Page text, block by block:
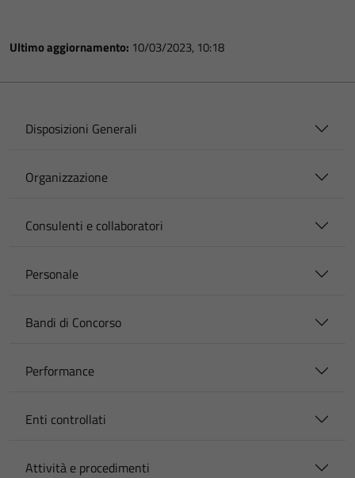
Ultimo aggiornamento: 10/03/2023, 10:18
Disposizioni Generali
Organizzazione
Consulenti e collaboratori
Personale
Bandi di Concorso
Performance
Enti controllati
Attività e procedimenti